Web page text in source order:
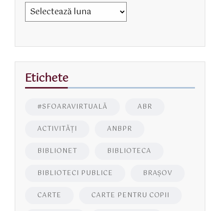
Etichete
#SFOARAVIRTUALĂ ABR
ACTIVITĂŢI ANBPR
BIBLIONET BIBLIOTECA
BIBLIOTECI PUBLICE BRAŞOV
CARTE CARTE PENTRU COPII